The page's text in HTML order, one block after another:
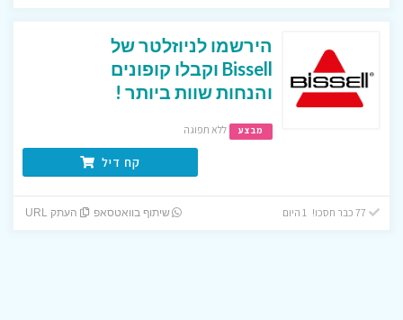
הירשמו לניוזלטר של
Bissell וקבלו קופונים
והנחות שוות ביותר !
מבצע ללא תפוגה
קח דיל
שיתוף בוואטסאפ העתק URL